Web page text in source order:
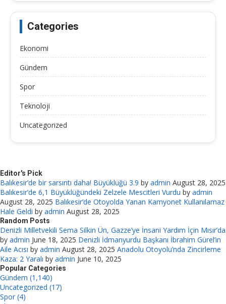
Categories
Ekonomi
Gündem
Spor
Teknoloji
Uncategorized
Editor's Pick
Balıkesir’de bir sarsıntı daha! Büyüklüğü 3.9 by admin August 28, 2025
Balıkesir’de 6,1 Büyüklüğündeki Zelzele Mescitleri Vurdu by admin
August 28, 2025 Balıkesir’de Otoyolda Yanan Kamyonet Kullanılamaz
Hale Geldi by admin August 28, 2025
Random Posts
Denizli Milletvekili Sema Silkin Ün, Gazze’ye İnsani Yardım İçin Mısır’da
by admin June 18, 2025 Denizli İdmanyurdu Başkanı İbrahim Gürel’in
Aile Acısı by admin August 28, 2025 Anadolu Otoyolu’nda Zincirleme
Kaza: 2 Yaralı by admin June 10, 2025
Popular Categories
Gündem (1,140)
Uncategorized (17)
Spor (4)